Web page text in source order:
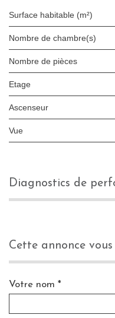
Surface habitable (m²)
Nombre de chambre(s)
Nombre de pièces
Etage
Ascenseur
Vue
diagnostics de
cette annonce
Votre nom *